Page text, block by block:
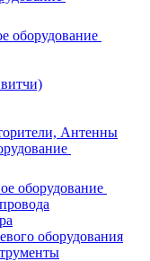
оборудование
Антенны
оборудование
оборудования